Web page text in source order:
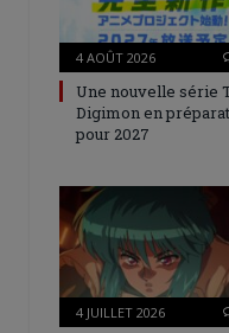
4 AOÛT 2026
Une nouvelle série
Digimon en
pour 2027
4 JUILLET 2026